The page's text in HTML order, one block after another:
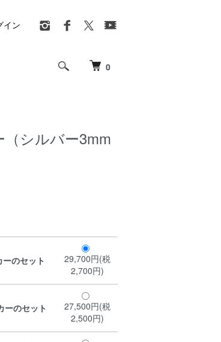
0
イン
シルバー3mm
のセット
29,700円(税
2,700円)
ーのセット
27,500円(税
2,500円)